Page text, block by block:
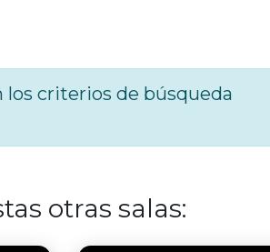
los criterios de búsqueda
otras salas: